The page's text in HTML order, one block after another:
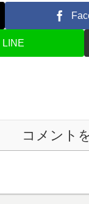
LINE
コメント